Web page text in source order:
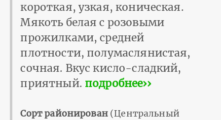
короткая, узкая, коническая.
Мякоть белая с розовыми
прожилками, средней
плотности, полумаслянистая,
сочная. Вкус кисло-сладкий,
приятный. подробнее››
Сорт районирован(Центральный